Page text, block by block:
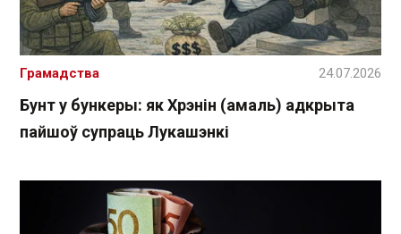
Бунт у бункеры: як Хрэнін (амаль) адкрыта
пайшоў супраць Лукашэнкі
Грамадства 24.07.2026